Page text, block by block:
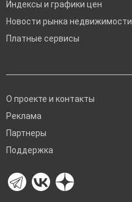
Индексы и графики цен
Новости рынка недвижимости
Платные сервисы
О проекте и контакты
Реклама
Партнеры
Поддержка